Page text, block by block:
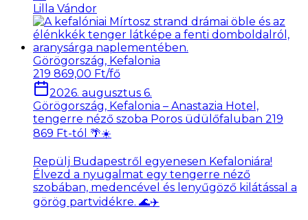
Lilla Vándor
Görögország, Kefalonia
219 869,00 Ft/fő
2026. augusztus 6.
Görögország, Kefalonia – Anastazia Hotel,
tengerre néző szoba Poros üdülőfaluban 219
869 Ft-tól 🌴☀️
Repülj Budapestről egyenesen Kefaloniára!
Élvezd a nyugalmat egy tengerre néző
szobában, medencével és lenyűgöző kilátással a
görög partvidékre. 🌊✈️